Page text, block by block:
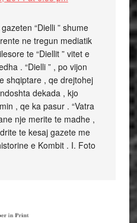
“Dielli ” shume
ne tregun mediatik
te “Diellit ” vitet e
. “Dielli ” , po vijon
shqiptare , qe drejtohej
dekada , kjo
, qe ka pasur . “Vatra
nje merite te madhe ,
te kesaj gazete me
e Kombit . I. Foto